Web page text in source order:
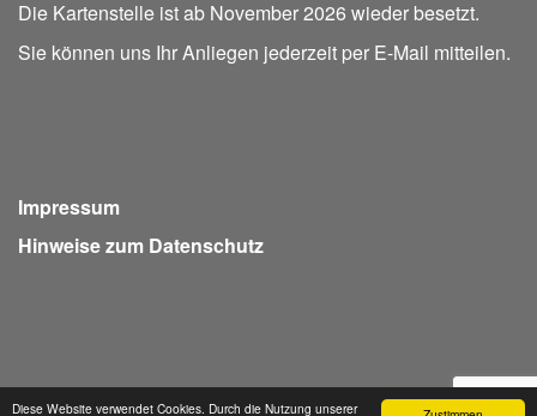
Diese Website verwendet Cookies. Durch die Nutzung unserer
Die Kartenstelle ist ab November 2026 wieder besetzt.
Sie können uns Ihr Anliegen jederzeit per E-Mail mitteilen.
Impressum
Hinweise zum Datenschutz